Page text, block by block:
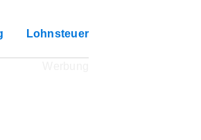
Lohnsteuer